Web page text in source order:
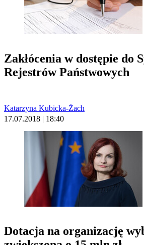
Zakłócenia w dostępie do
Rejestrów Państwowych
Katarzyna Kubicka-Żach
17.07.2018 | 18:40
Dotacja na organizację